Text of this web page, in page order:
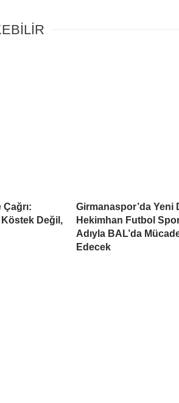
Çağrı:
Değil,
Girmanaspor’da Yeni
Hekimhan Futbol
Adıyla BAL’da
Edecek